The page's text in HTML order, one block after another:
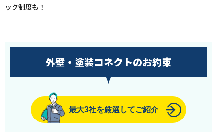
ック制度も！
外壁・塗装コネクトのお約束
最大3社を厳選してご紹介